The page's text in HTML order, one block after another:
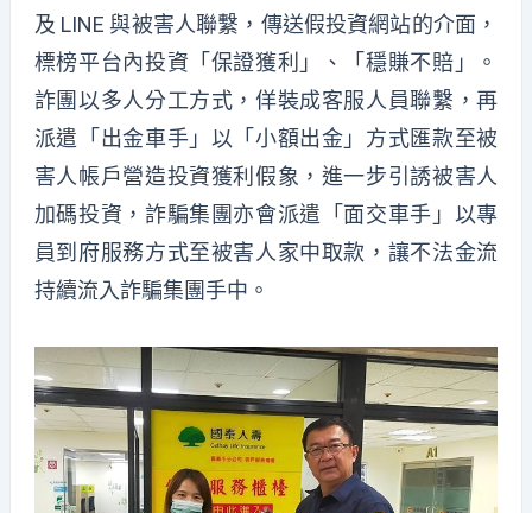
及 LINE 與被害人聯繫，傳送假投資網站的介面，
標榜平台內投資「保證獲利」、「穩賺不賠」。
詐團以多人分工方式，佯裝成客服人員聯繫，再
派遣「出金車手」以「小額出金」方式匯款至被
害人帳戶營造投資獲利假象，進一步引誘被害人
加碼投資，詐騙集團亦會派遣「面交車手」以專
員到府服務方式至被害人家中取款，讓不法金流
持續流入詐騙集團手中。